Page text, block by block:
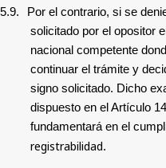
5.9.
Por el contrario, si se
solicitado por el opositor
nacional competente
continuar el trámite y
signo solicitado. Dicho
dispuesto en el Artículo
fundamentará en el
registrabilidad.